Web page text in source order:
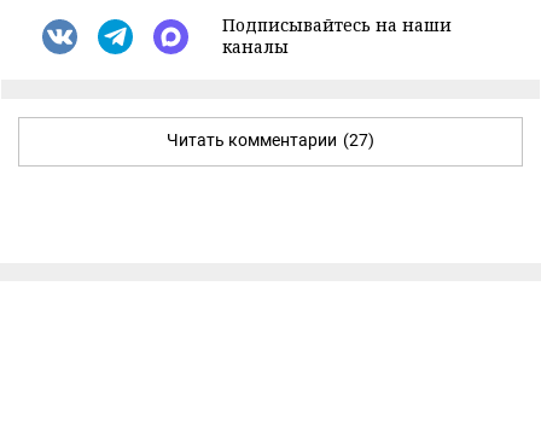
Подписывайтесь на наши
каналы
Читать комментарии (27)